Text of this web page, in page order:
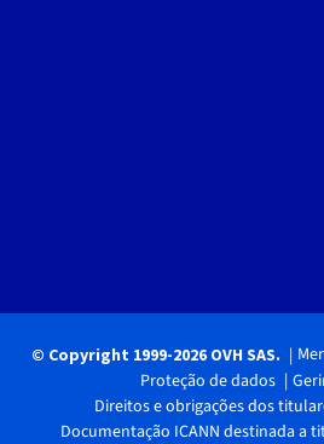
© Copyright 1999-2026 OVH SAS.
Proteção de dados
Direitos e obrigações dos
Documentação ICANN destinada a